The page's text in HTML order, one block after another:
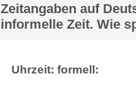
Zeitangaben auf
informelle Zeit. Wie
Uhrzeit: formell: